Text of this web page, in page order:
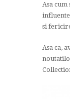
Asa cum
si
Asa ca,